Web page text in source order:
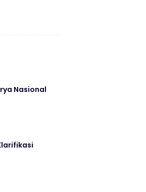
Nasional